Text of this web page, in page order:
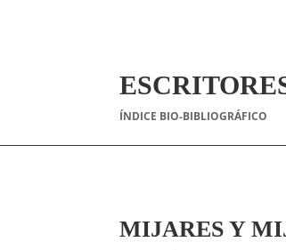
ÍNDICE BIO-BIBLIOGRÁFICO
MIJARES Y